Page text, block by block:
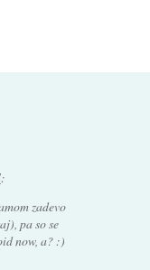
:
zadevo
pa so se
now, a? :)